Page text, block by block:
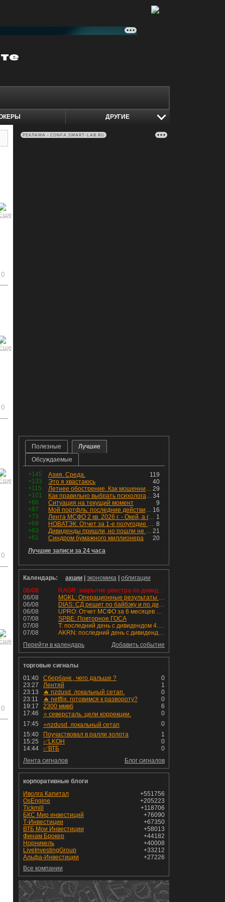
ДРУГИЕ
0
0
0
0
РЕКЛАМА • CONFA.SMART-LAB.RU
Полезные
Лучшие
Обсуждаемые
+145 119
Азия. Среда.
+133
40
Это я хвастаюсь
+115
29
Летнее обострение. Как мошенники пытаются подсунуть кнопку "БАБЛО" девушкам
+101
34
Как правильно выбрать психолога. Показания к лечению
+88
9
Ситуация на текущий момент
+87
16
Мой портфль: последние действия и текущая структура. Краткий комментарий по всем позициям
+73
1
Лента МСФО 2 кв. 2026 г. - Окей, а где прибыль?
+69
8
НОВАТЭК: Отчет за 1-е полугодие 2026 - прибыль продолжает падать, но лучшее впереди, если не прилетит
+63
21
Дивиденды пришли, но пошли не туда
+61
20
Синдром бумажного миллионера
Лучшие записи за 24 часа
Календарь: акции экономика
облигации
06/08
RAGR: закрытие реестра по дивидендам 16.48 руб
06/08
MGKL: Операционные результаты за 7 мес. 2026 г.
06/08
DIAS: СД решит по байбэку и по дивидендам
06/08
UPRO: Отчет МСФО за 6 месяцев 2026 года
07/08
SPBE: Повторное ГОСА
07/08
T: последний день с дивидендом 4.6 руб
07/08
AKRN: последний день с дивидендом 235 руб
Добавить событие
Перейти в календарь
торговые сигналы
01:40
0
Сбербанк , чего дальше ?
23:27
1
Лентяй
23:13
0
🔥 nzdusd. локальный сетап.
23:11
0
🔥 netflix. готовимся к развороту?
19:17
6
2300 ммвб
17:46
0
⭐️ северсталь. цели коррекции.
17:45
0
⭐️nzdusd. локальный сетап
15:40
1
Поучаствовал в ралли золота
15:25
0
✅LKOH
14:44
0
✅ВТБ
Блог сигналов
Лента сигналов
корпоративные блоги
+551756
Иволга Капитал
+205223
OsEngine
+118706
Tickmill
+76090
БКС Мир инвестиций
+67350
Т-Инвестиции
+58013
ВТБ Мои Инвестиции
+44182
Финам Брокер
+40008
Норникель
+33212
LiveInvestingGroup
+27226
Альфа-Инвестиции
Все компании